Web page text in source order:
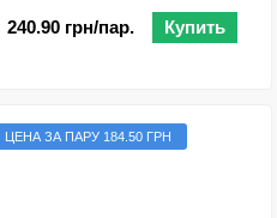
240.90 грн/пар. Купить
ЦЕНА ЗА ПАРУ 184.50 ГРН